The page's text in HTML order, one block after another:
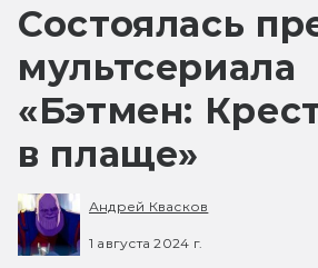
Состоялась
мультсериала
«Бэтмен:
в плаще»
Андрей Квасков
1 августа 2024 г.